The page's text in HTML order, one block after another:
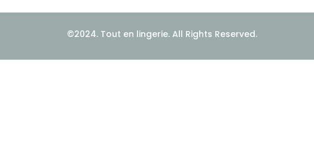
©2024. Tout en lingerie. All Rights Reserved.